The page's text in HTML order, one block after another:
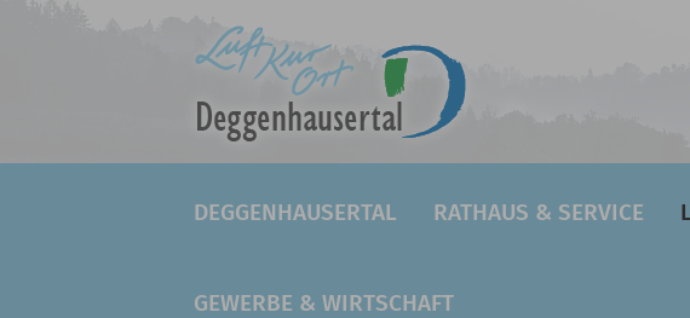
DEGGENHAUSERTAL RATHAUS & SERVICE
GEWERBE & WIRTSCHAFT